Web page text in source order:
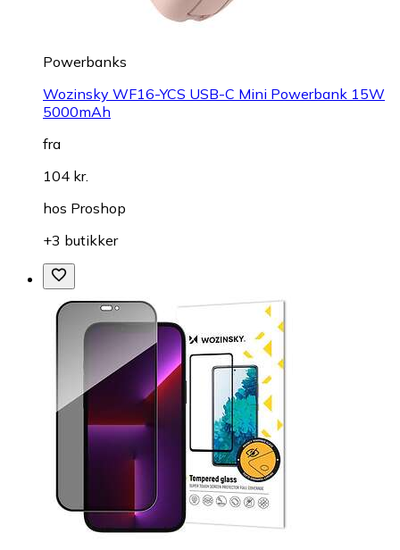
Powerbanks
Wozinsky WF16-YCS USB-C Mini Powerbank 15W
5000mAh
fra
104 kr.
hos Proshop
+3 butikker